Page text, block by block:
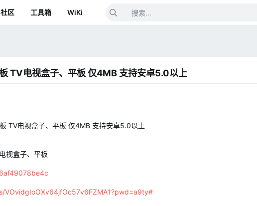
社区 工具箱 WiKi
TV电视盒子、平板 仅4MB 支持安卓5.0以上
TV电视盒子、平板 仅4MB 支持安卓5.0以上
视盒子、平板
VOvidgIoOXv64jfOc57v6FZMA1?pwd=a9ty#